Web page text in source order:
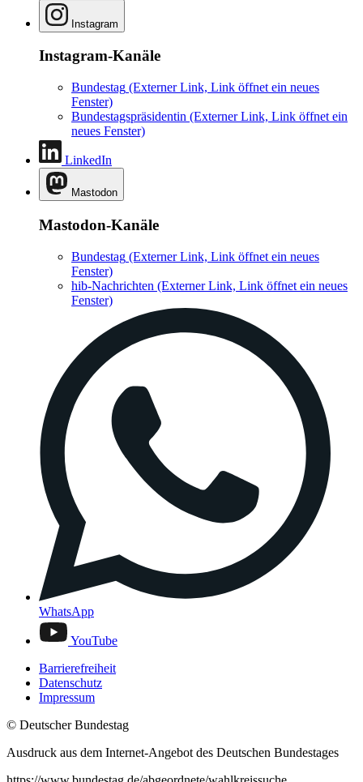
Instagram
Instagram-Kanäle
Bundestag (Externer Link, Link öffnet ein neues
Fenster)
Bundestagspräsidentin (Externer Link, Link öffnet ein
neues Fenster)
LinkedIn
Mastodon
Mastodon-Kanäle
Bundestag (Externer Link, Link öffnet ein neues
Fenster)
hib-Nachrichten (Externer Link, Link öffnet ein neues
Fenster)
WhatsApp
YouTube
Barrierefreiheit
Datenschutz
Impressum
© Deutscher Bundestag
Ausdruck aus dem Internet-Angebot des Deutschen Bundestages